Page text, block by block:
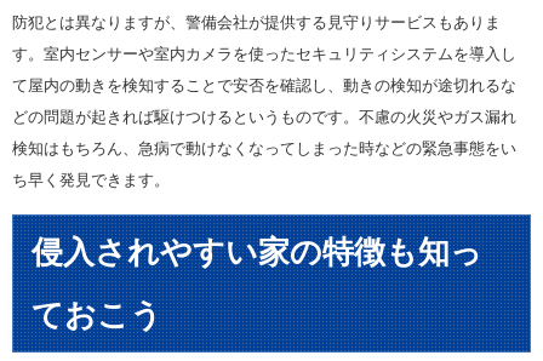
防犯とは異なりますが、警備会社が提供する見守りサービスもありま
す。室内センサーや室内カメラを使ったセキュリティシステムを導入し
て屋内の動きを検知することで安否を確認し、動きの検知が途切れるな
どの問題が起きれば駆けつけるというものです。不慮の火災やガス漏れ
検知はもちろん、急病で動けなくなってしまった時などの緊急事態をい
ち早く発見できます。
侵入されやすい家の特徴も知っ
ておこう